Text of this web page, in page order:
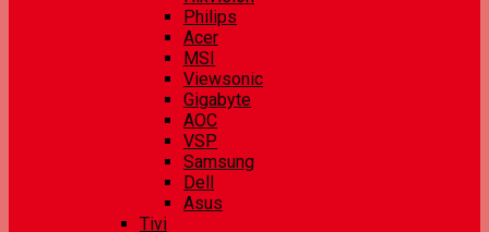
Philips
Acer
MSI
Viewsonic
Gigabyte
AOC
VSP
Samsung
Dell
Asus
Tivi